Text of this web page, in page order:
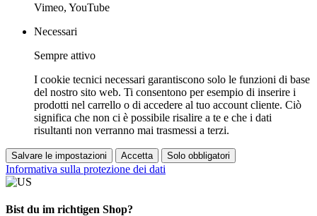
Vimeo, YouTube
Necessari
Sempre attivo
I cookie tecnici necessari garantiscono solo le funzioni di base
del nostro sito web. Ti consentono per esempio di inserire i
prodotti nel carrello o di accedere al tuo account cliente. Ciò
significa che non ci è possibile risalire a te e che i dati
risultanti non verranno mai trasmessi a terzi.
Salvare le impostazioni Accetta Solo obbligatori
Informativa sulla protezione dei dati
Bist du im richtigen Shop?